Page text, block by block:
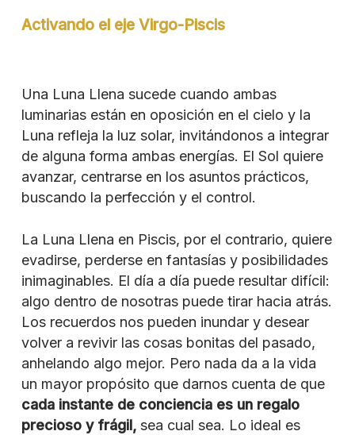
Activando el eje Virgo-Piscis
Una Luna Llena sucede cuando ambas
luminarias están en oposición en el cielo y la
Luna refleja la luz solar, invitándonos a integrar
de alguna forma ambas energías. El Sol quiere
avanzar, centrarse en los asuntos prácticos,
buscando la perfección y el control.
La Luna Llena en Piscis, por el contrario, quiere
evadirse, perderse en fantasías y posibilidades
inimaginables. El día a día puede resultar difícil:
algo dentro de nosotras puede tirar hacia atrás.
Los recuerdos nos pueden inundar y desear
volver a revivir las cosas bonitas del pasado,
anhelando algo mejor. Pero nada da a la vida
un mayor propósito que darnos cuenta de que
cada instante de conciencia es un regalo
precioso y frágil,sea cual sea. Lo ideal es